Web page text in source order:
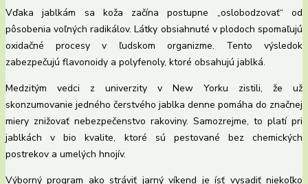
Vďaka jablkám sa koža začína postupne „oslobodzovať“ od
pôsobenia voľných radikálov. Látky obsiahnuté v plodoch spomaľujú
oxidačné procesy v ľudskom organizme. Tento výsledok
zabezpečujú flavonoidy a polyfenoly, ktoré obsahujú jablká.
Medzitým vedci z univerzity v New Yorku zistili, že už
skonzumovanie jedného čerstvého jablka denne pomáha do značnej
miery znižovať nebezpečenstvo rakoviny. Samozrejme, to platí pri
jablkách v bio kvalite, ktoré sú pestované bez chemických
postrekov a umelých hnojív.
Výborný program ako stráviť jarný víkend je ísť vysadiť niekoľko